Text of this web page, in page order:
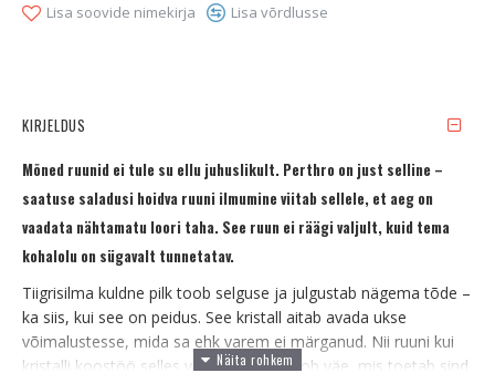
Lisa soovide nimekirja Lisa võrdlusse
KIRJELDUS
Mõned ruunid ei tule su ellu juhuslikult. Perthro on just selline –
saatuse saladusi hoidva ruuni ilmumine viitab sellele, et aeg on
vaadata nähtamatu loori taha. See ruun ei räägi valjult, kuid tema
kohalolu on sügavalt tunnetatav.
Tiigrisilma kuldne pilk toob selguse ja julgustab nägema tõde –
ka siis, kui see on peidus. See kristall aitab avada ukse
võimalustesse, mida sa ehk varem ei märganud. Nii ruuni kui
kristalli koostöö selles võtmehoidjas loob väe, mis toetab sind